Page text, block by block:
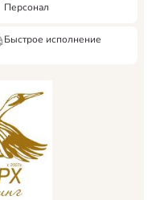
Персонал
Быстрое исполнение